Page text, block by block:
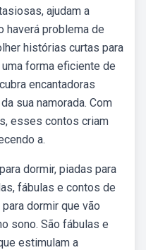
ajudam a
haverá problema de
histórias curtas para
uma forma eficiente de
encantadoras
sua namorada. Com
esses contos criam
a.
dormir, piadas para
fábulas e contos de
dormir que vão
sono. São fábulas e
estimulam a